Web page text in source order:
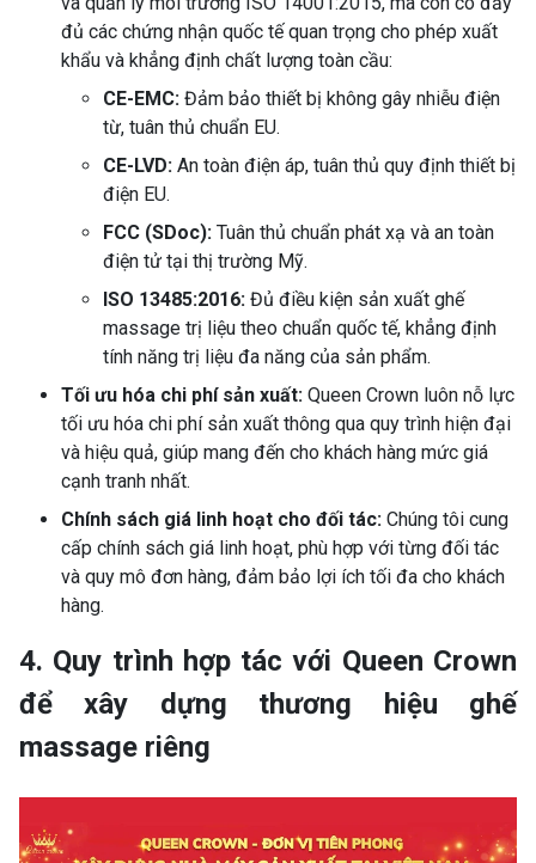
đủ các chứng nhận quốc tế quan trọng cho phép xuất
khẩu và khẳng định chất lượng toàn cầu:
CE-EMC: Đảm bảo thiết bị không gây nhiễu điện
từ, tuân thủ chuẩn EU.
CE-LVD: An toàn điện áp, tuân thủ quy định thiết bị
điện EU.
FCC (SDoc): Tuân thủ chuẩn phát xạ và an toàn
điện tử tại thị trường Mỹ.
ISO 13485:2016: Đủ điều kiện sản xuất ghế
massage trị liệu theo chuẩn quốc tế, khẳng định
tính năng trị liệu đa năng của sản phẩm.
Tối ưu hóa chi phí sản xuất: Queen Crown luôn nỗ lực
tối ưu hóa chi phí sản xuất thông qua quy trình hiện đại
và hiệu quả, giúp mang đến cho khách hàng mức giá
cạnh tranh nhất.
Chính sách giá linh hoạt cho đối tác: Chúng tôi cung
cấp chính sách giá linh hoạt, phù hợp với từng đối tác
và quy mô đơn hàng, đảm bảo lợi ích tối đa cho khách
hàng.
4. Quy trình hợp tác với Queen Crown
để xây dựng thương hiệu ghế
massage riêng